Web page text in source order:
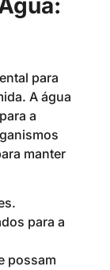
para
A água
a
manter
para a
possam